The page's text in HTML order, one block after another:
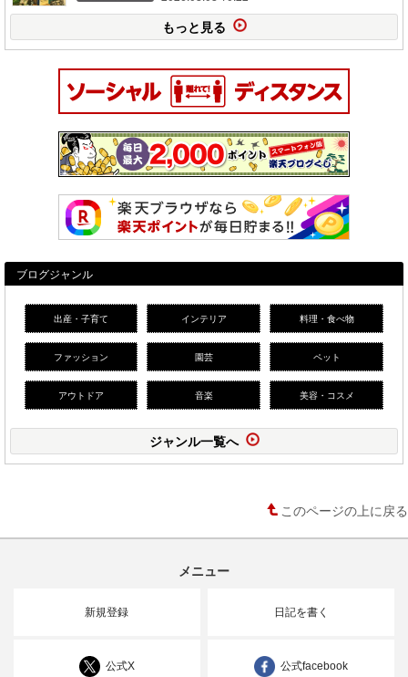
もっと見る
ブログジャンル
出産・子育て インテリア 料理・食べ物
ファッション 園芸 ペット
アウトドア 音楽 美容・コスメ
ジャンル一覧へ
このページの上に戻る
メニュー
新規登録 日記を書く
公式X 公式facebook